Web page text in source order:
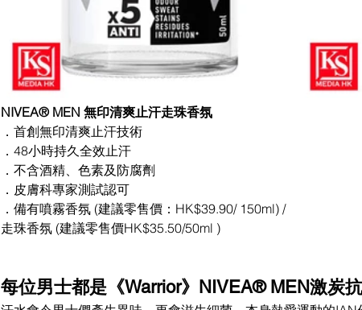
NIVEA® MEN 無印清爽止汗走珠香氛
．首創無印清爽止汗技術
．48小時持久全效止汗
．不含酒精、色素及防腐劑
．皮膚科專家測試認可
．備有噴霧香氛 (建議零售價：HK$39.90/ 150ml) /
走珠香氛 (建議零售價HK$35.50/50ml )
每位男士都是《Warrior》NIVEA® MEN激炭